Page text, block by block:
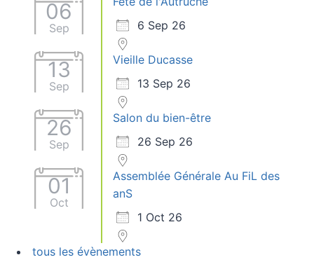
06
Sep
6 Sep 26
13
Sep
Vieille Ducasse
13 Sep 26
26
Sep
Salon du bien-être
26 Sep 26
01
Oct
Assemblée Générale Au FiL des
anS
1 Oct 26
tous les évènements